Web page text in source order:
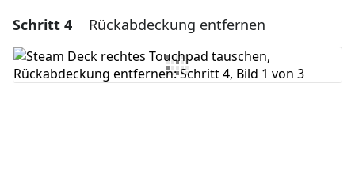
Einen Kommentar hinzufügen
Kommentar hinzufügen
Schritt 4 Rückabdeckung entfernen